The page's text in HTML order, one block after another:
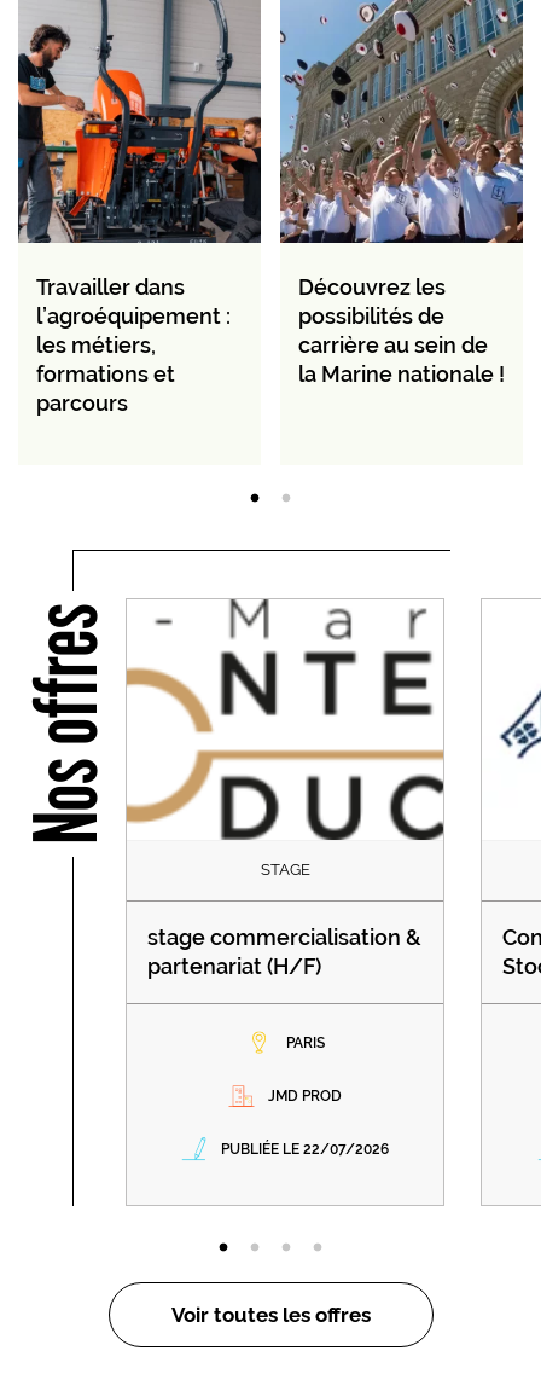
Travailler dans
l’agroéquipement :
les métiers,
formations et
parcours
Découvrez les
possibilités de
carrière au sein de
la Marine nationale !
Nos offres
STAGE
stage commercialisation &
partenariat (H/F)
PARIS
JMD PROD
PUBLIÉE LE 22/07/2026
Voir toutes les offres